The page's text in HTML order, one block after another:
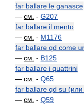
far ballare le ganasce
— см. - G207
far ballare il mento
— см. - M1176
far ballare qd come
— см. - B125
far ballare i quattrini
— см. - Q65
far ballare qd su
— см. - Q59